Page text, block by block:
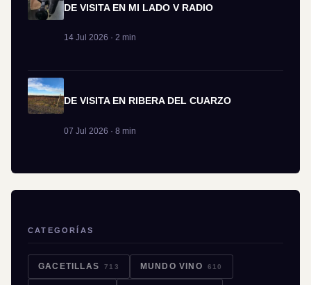
DE VISITA EN MI LADO V RADIO
14 Jul 2026 · 2 min
DE VISITA EN RIBERA DEL CUARZO
07 Jul 2026 · 8 min
CATEGORÍAS
GACETILLAS 713 MUNDO VINO 610